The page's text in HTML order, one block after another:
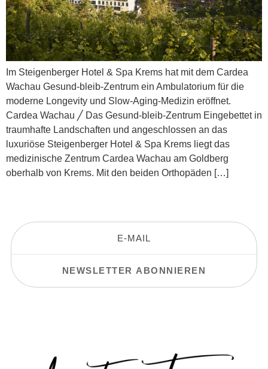
Im Steigenberger Hotel & Spa Krems hat mit dem Cardea
Wachau Gesund-bleib-Zentrum ein Ambulatorium für die
moderne Longevity und Slow-Aging-Medizin eröffnet.
Cardea Wachau ╱ Das Gesund-bleib-Zentrum Eingebettet in
traumhafte Landschaften und angeschlossen an das
luxuriöse Steigenberger Hotel & Spa Krems liegt das
medizinische Zentrum Cardea Wachau am Goldberg
oberhalb von Krems. Mit den beiden Orthopäden […]